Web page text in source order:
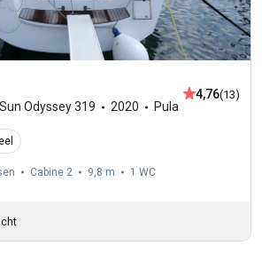
Sun Odyssey 319 2020 Pula
4,76(13)
Cabine 2 9,8 m 1 WC